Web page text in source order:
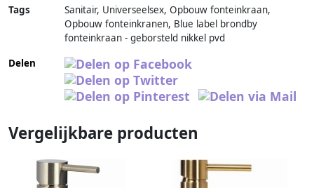
Tags
Sanitair, Universeelsex, Opbouw fonteinkraan,
Opbouw fonteinkranen, Blue label brondby
fonteinkraan - geborsteld nikkel pvd
Delen
Vergelijkbare producten